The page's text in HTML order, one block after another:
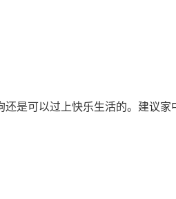
是可以过上快乐生活的。建议家